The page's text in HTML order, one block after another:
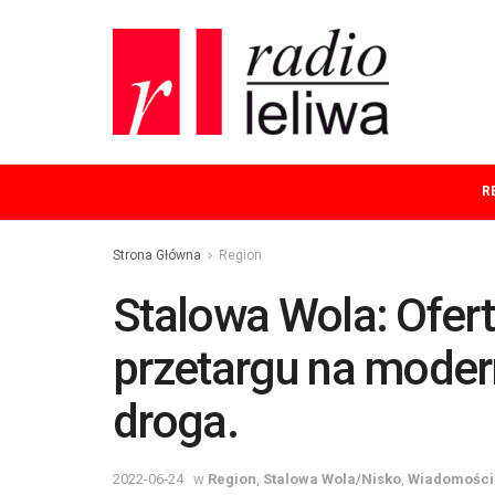
Strona Główna Region
Stalowa Wola:
przetargu na
droga.
2022-06-24 w Region Stalowa Wola/Nisko Wiadomości